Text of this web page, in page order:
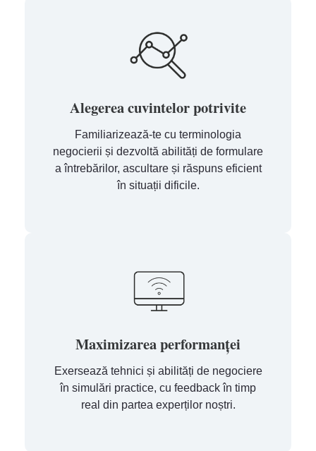
Alegerea cuvintelor potrivite
Familiarizează-te cu terminologia
negocierii și dezvoltă abilități de formulare
a întrebărilor, ascultare și răspuns eficient
în situații dificile.
Maximizarea performanței
Exersează tehnici și abilități de negociere
în simulări practice, cu feedback în timp
real din partea experților noștri.